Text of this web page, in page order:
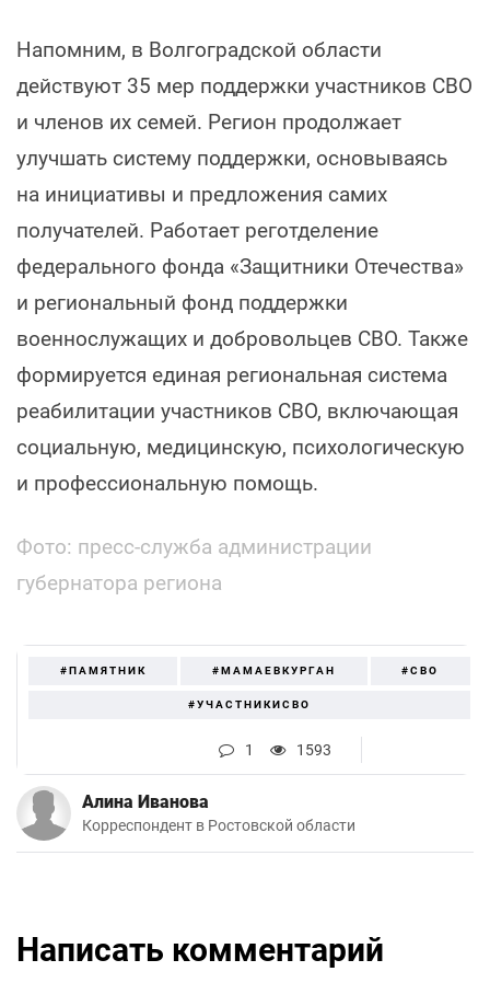
Напомним, в Волгоградской области
действуют 35 мер поддержки участников СВО
и членов их семей. Регион продолжает
улучшать систему поддержки, основываясь
на инициативы и предложения самих
получателей. Работает реготделение
федерального фонда «Защитники Отечества»
и региональный фонд поддержки
военнослужащих и добровольцев СВО. Также
формируется единая региональная система
реабилитации участников СВО, включающая
социальную, медицинскую, психологическую
и профессиональную помощь.
Фото: пресс-служба администрации
губернатора региона
#ПАМЯТНИК #МАМАЕВКУРГАН #СВО
#УЧАСТНИКИСВО
1 1593
Алина Иванова
Корреспондент в Ростовской области
Написать комментарий